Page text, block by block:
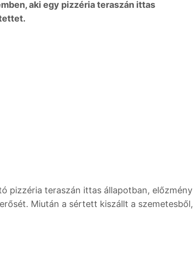
aki egy pizzéria teraszán ittas
pizzéria teraszán ittas állapotban, előzmény
Miután a sértett kiszállt a szemetesből,